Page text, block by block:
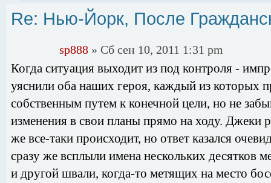
Re: Нью-Йорк, После
sp888 » Сб сен 10, 2011 1:31 pm
Когда ситуация выходит из под контроля -
уяснили оба наших героя, каждый из которых
собственным путем к конечной цели, но не
изменения в свои планы прямо на ходу. Джеки
же все-таки происходит, но ответ казался
сразу же всплыли имена нескольких десятков
и другой швали, когда-то метящих на место